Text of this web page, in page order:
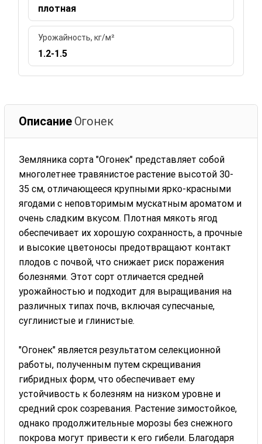
плотная
Урожайность, кг/м²
1.2-1.5
Описание Огонек
Земляника сорта "Огонек" представляет собой
многолетнее травянистое растение высотой 30-
35 см, отличающееся крупными ярко-красными
ягодами с неповторимым мускатным ароматом и
очень сладким вкусом. Плотная мякоть ягод
обеспечивает их хорошую сохранность, а прочные
и высокие цветоносы предотвращают контакт
плодов с почвой, что снижает риск поражения
болезнями. Этот сорт отличается средней
урожайностью и подходит для выращивания на
различных типах почв, включая супесчаные,
суглинистые и глинистые.
"Огонек" является результатом селекционной
работы, полученным путем скрещивания
гибридных форм, что обеспечивает ему
устойчивость к болезням на низком уровне и
средний срок созревания. Растение зимостойкое,
однако продолжительные морозы без снежного
покрова могут привести к его гибели. Благодаря